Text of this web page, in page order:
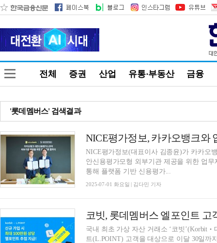
전체 증권 산업 유통·부동산 금융
'롯데멤버스' 검색결과
NICE평가정보(대표이사 김종윤)가 카카오
안신용평가모형 외부기관 제공을 위한 업
통해 플랫폼 기반 신용평가...
2025-07-01 화요일 | 김다민 기자
코빗, 롯데멤버스 엘포인트 고
국내 최초 가상 자산 거래소 ‘코빗
트(L.POINT) 고객을 대상으로 이달 30일까